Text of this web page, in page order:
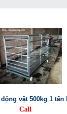
vật 500kg 1 tấn
Call